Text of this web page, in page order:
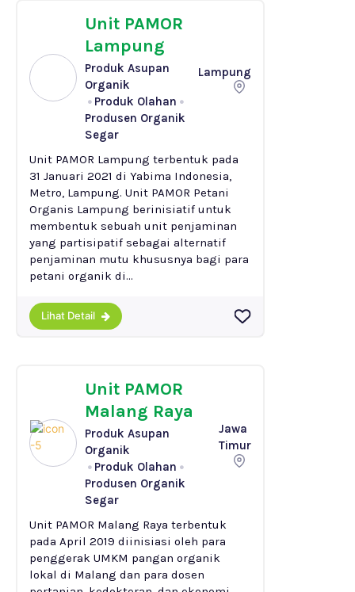
Unit PAMOR
Lampung
Produk Asupan
Organik
Produk Olahan
Produsen Organik
Segar
Lampung
Unit PAMOR Lampung terbentuk pada
31 Januari 2021 di Yabima Indonesia,
Metro, Lampung. Unit PAMOR Petani
Organis Lampung berinisiatif untuk
membentuk sebuah unit penjaminan
yang partisipatif sebagai alternatif
penjaminan mutu khususnya bagi para
petani organik di...
Lihat Detail
Unit PAMOR
Malang Raya
Produk Asupan
Organik
Produk Olahan
Produsen Organik
Segar
Jawa
Timur
Unit PAMOR Malang Raya terbentuk
pada April 2019 diinisiasi oleh para
penggerak UMKM pangan organik
lokal di Malang dan para dosen